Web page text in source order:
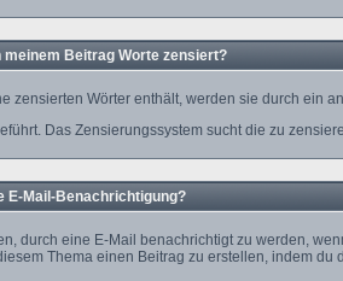
meinem Beitrag Worte zensiert?
Wörter enthält, werden sie durch ein
Das Zensierungssystem sucht die zu
E-Mail-Benachrichtigung?
durch eine E-Mail benachrichtigt zu werden,
Thema einen Beitrag zu erstellen, indem du